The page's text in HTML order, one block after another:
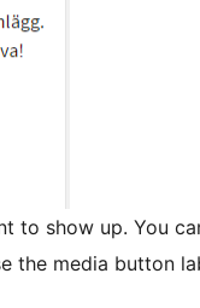
to show up. You
the media button